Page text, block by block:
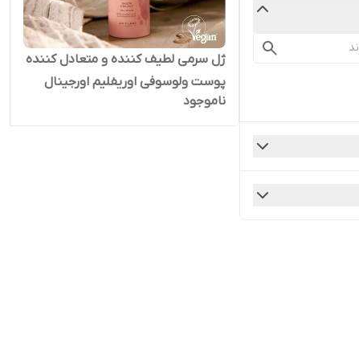
ژل سرمی لطیف کننده و متعادل کننده
پوست ولوسوفی اوریفلیم اورجینال
ناموجود